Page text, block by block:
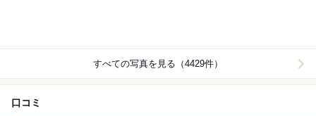
すべての写真を見る（4429件）
口コミ